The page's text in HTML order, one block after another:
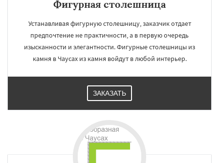
Фигурная столешница
Устанавливая фигурную столешницу, заказчик отдает
предпочтение не практичности, а в первую очередь
изысканности и элегантности. Фигурные столешницы из
камня в Чаусах из камня войдут в любой интерьер.
ЗАКАЗАТЬ